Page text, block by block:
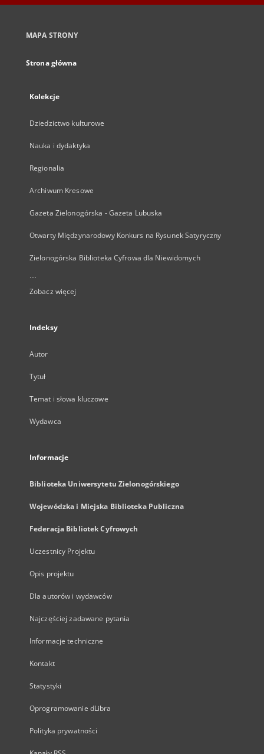
MAPA STRONY
Strona główna
Kolekcje
Dziedzictwo kulturowe
Nauka i dydaktyka
Regionalia
Archiwum Kresowe
Gazeta Zielonogórska - Gazeta Lubuska
Otwarty Międzynarodowy Konkurs na Rysunek Satyryczny
Zielonogórska Biblioteka Cyfrowa dla Niewidomych
...
Zobacz więcej
Indeksy
Autor
Tytuł
Temat i słowa kluczowe
Wydawca
Informacje
Biblioteka Uniwersytetu Zielonogórskiego
Wojewódzka i Miejska Biblioteka Publiczna
Federacja Bibliotek Cyfrowych
Uczestnicy Projektu
Opis projektu
Dla autorów i wydawców
Najczęściej zadawane pytania
Informacje techniczne
Kontakt
Statystyki
Oprogramowanie dLibra
Polityka prywatności